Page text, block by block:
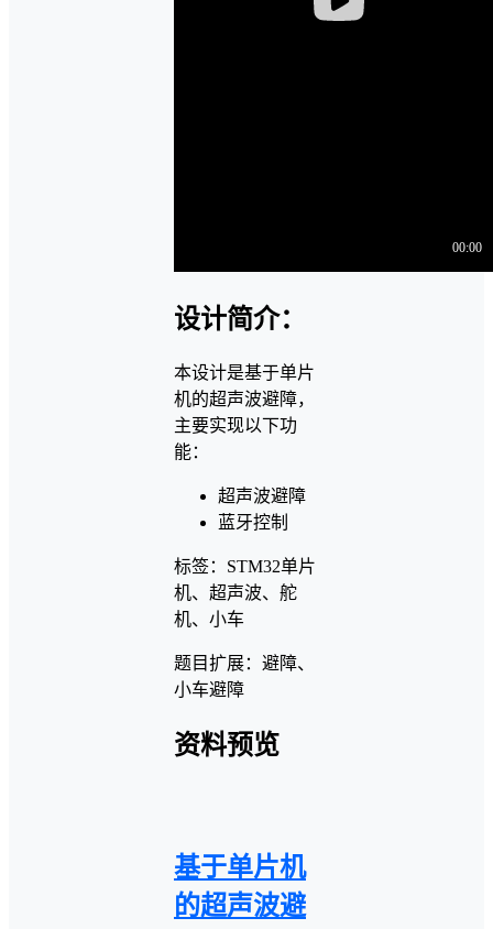
设计简介：
本设计是基于单片
机的超声波避障，
主要实现以下功
能：
超声波避障
蓝牙控制
标签：STM32单片
机、超声波、舵
机、小车
题目扩展：避障、
小车避障
资料预览
基于单片机
的超声波避